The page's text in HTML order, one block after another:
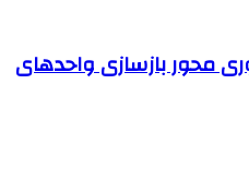
محور بازسازی واحدهای